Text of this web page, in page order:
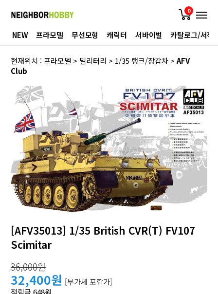
0
NEW 프라모델 무선모형 캐릭터 서바이벌 카탈로그/서적
현재위치 :프라모델 > 밀리터리 > 1/35 탱크/장갑차 >AFV
Club
[AFV35013] 1/35 British CVR(T) FV107
Scimitar
36,000원
32,400원 [부가세 포함가]
적립금 648원